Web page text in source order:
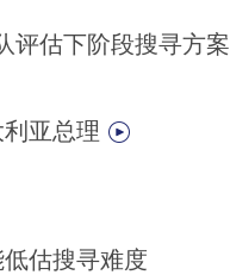
评估下阶段搜寻方案
亚总理
估搜寻难度